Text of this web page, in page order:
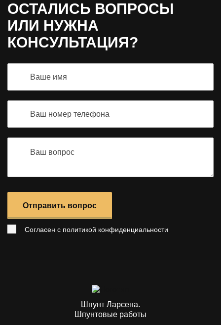
ОСТАЛИСЬ ВОПРОСЫ
ИЛИ НУЖНА
КОНСУЛЬТАЦИЯ?
Отправить вопрос
Согласен с политикой конфиденциальности
Шпунт Ларсена.
Шпунтовые работы